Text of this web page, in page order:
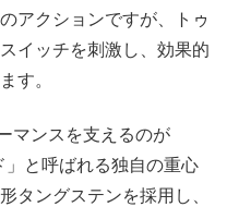
アクションですが、トゥ
イッチを刺激し、効果的
す。
マンスを支えるのが
」と呼ばれる独自の重心
タングステンを採用し、